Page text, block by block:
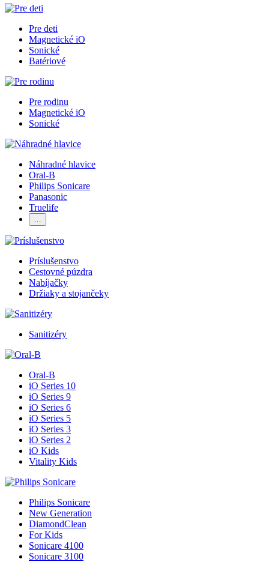
Pre deti
Magnetické iO
Sonické
Batériové
Pre rodinu
Magnetické iO
Sonické
Náhradné hlavice
Oral-B
Philips Sonicare
Panasonic
Truelife
…
Príslušenstvo
Cestovné púzdra
Nabíjačky
Držiaky a stojančeky
Sanitizéry
Oral-B
iO Series 10
iO Series 9
iO Series 6
iO Series 5
iO Series 3
iO Series 2
iO Kids
Vitality Kids
Philips Sonicare
New Generation
DiamondClean
For Kids
Sonicare 4100
Sonicare 3100